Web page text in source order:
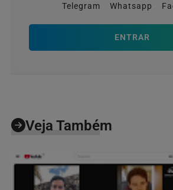
Telegram Whatsapp
ENTRAR
Veja Também